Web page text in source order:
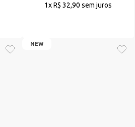
1xR$ 32,90 sem juros
NEW